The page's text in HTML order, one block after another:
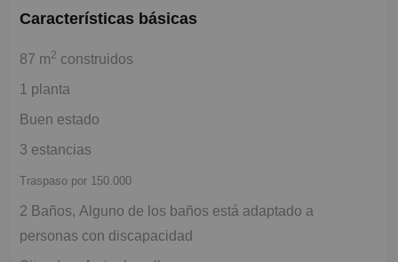
Características básicas
87 m2 construidos
1 planta
Buen estado
3 estancias
Traspaso por 150.000
2 Baños, Alguno de los baños está adaptado a
personas con discapacidad